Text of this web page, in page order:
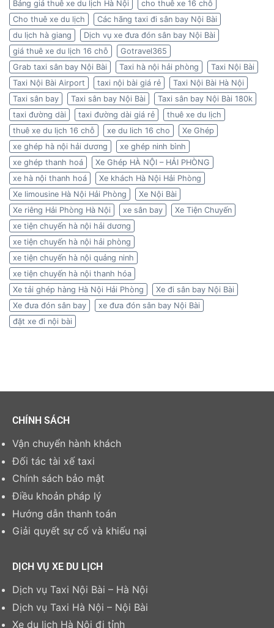
Bảng giá thuê xe du lịch Hà Nội
cho thuê xe 16 chỗ
Cho thuê xe du lịch
Các hãng taxi đi sân bay Nội Bài
du lịch hà giang
Dịch vụ xe đưa đón sân bay Nội Bài
giá thuê xe du lịch 16 chỗ
Gotravel365
Grab taxi sân bay Nội Bài
Taxi hà nội hải phòng
Taxi Nội Bài
Taxi Nội Bài Airport
taxi nội bài giá rẻ
Taxi Nội Bài Hà Nội
Taxi sân bay
Taxi sân bay Nội Bài
Taxi sân bay Nội Bài 180k
taxi đường dài
taxi đường dài giá rẻ
thuê xe du lịch
thuê xe du lịch 16 chỗ
xe du lich 16 cho
Xe Ghép
xe ghép hà nội hải dương
xe ghép ninh bình
xe ghép thanh hoá
Xe Ghép HÀ NỘI – HẢI PHÒNG
xe hà nội thanh hoá
Xe khách Hà Nội Hải Phòng
Xe limousine Hà Nội Hải Phòng
Xe Nội Bài
Xe riêng Hải Phòng Hà Nội
xe sân bay
Xe Tiện Chuyến
xe tiện chuyến hà nội hải dương
xe tiện chuyến hà nội hải phòng
xe tiện chuyến hà nội quảng ninh
xe tiện chuyến hà nội thanh hóa
Xe tải ghép hàng Hà Nội Hải Phòng
Xe đi sân bay Nội Bài
Xe đưa đón sân bay
xe đưa đón sân bay Nội Bài
đặt xe đi nội bài
CHÍNH SÁCH
Vận chuyển hành khách
Đối tác tài xế taxi
Chính sách bảo mật
Điều khoản pháp lý
Hướng dẫn thanh toán
Giải quyết sự cố và khiếu nại
DỊCH VỤ XE DU LỊCH
Dịch vụ Taxi Nội Bài – Hà Nội
Dịch vụ Taxi Hà Nội – Nội Bài
Xe du lịch Hà Nội đi tỉnh